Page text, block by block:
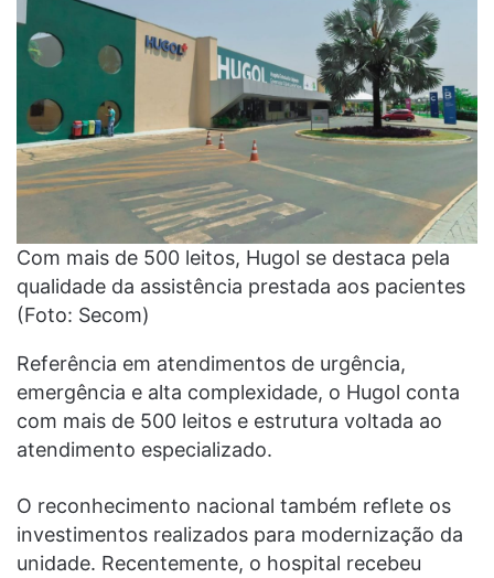
Com mais de 500 leitos, Hugol se destaca pela
qualidade da assistência prestada aos pacientes
(Foto: Secom)
Referência em atendimentos de urgência,
emergência e alta complexidade, o Hugol conta
com mais de 500 leitos e estrutura voltada ao
atendimento especializado.
O reconhecimento nacional também reflete os
investimentos realizados para modernização da
unidade. Recentemente, o hospital recebeu